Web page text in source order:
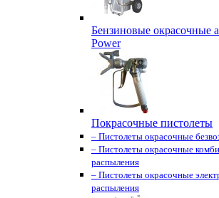
Бензиновые окрасочные
Power
Покрасочные пистолеты
– Пистолеты окрасочные
– Пистолеты окрасочные
распыления
– Пистолеты окрасочные
распыления